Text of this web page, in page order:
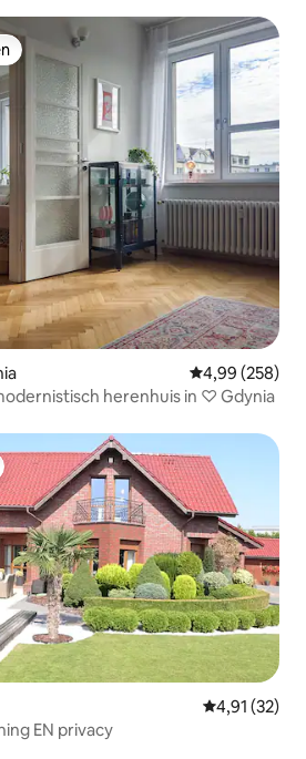
Gemiddelde
4,99 (258)
herenhuis in ♡ Gdynia
Gemiddelde
4,91 (32)
EN privacy